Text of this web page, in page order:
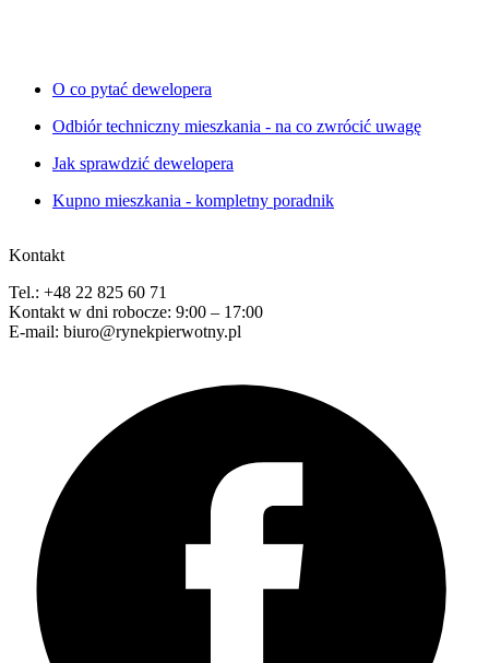
O co pytać dewelopera
Odbiór techniczny mieszkania - na co zwrócić uwagę
Jak sprawdzić dewelopera
Kupno mieszkania - kompletny poradnik
Kontakt
Tel.: +48 22 825 60 71
Kontakt w dni robocze: 9:00 – 17:00
E-mail: biuro@rynekpierwotny.pl